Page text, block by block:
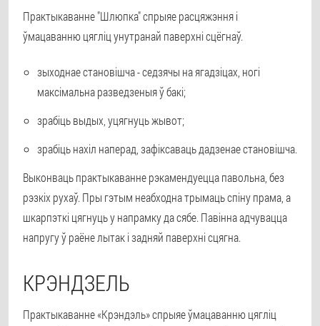
Практыкаванне "Шлюпка" спрыяе расцяжэння і
ўмацаванню цягліц унутранай паверхні сцёгнаў.
зыходнае становішча - седзячы на ягадзіцах, ногі
максімальна разведзеныя ў бакі;
зрабіць выдых, уцягнуць жывот;
зрабіць нахіл наперад, зафіксаваць дадзенае становішча.
Выконваць практыкаванне рэкамендуецца павольна, без
рэзкіх рухаў. Пры гэтым неабходна трымаць спіну прама, а
шкарпэткі цягнуць у напрамку да сябе. Павінна адчувацца
напругу ў раёне лытак і задняй паверхні сцягна.
КРЭНДЗЕЛЬ
Практыкаванне «Крэндэль» спрыяе ўмацаванню цягліц